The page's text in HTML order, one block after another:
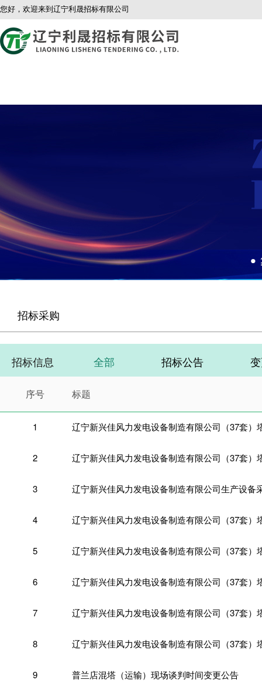
您好，欢迎来到辽宁利晟招标有限公司
招标采购
招标信息 全部 招标公告
序号 标题
1
2
3 辽宁新兴佳风力发电设备制造有限公司生产设备
4 辽宁新兴佳风力发电设备制造有限公司（37套）
5
6
7
8
9 普兰店混塔（运输）现场谈判时间变更公告